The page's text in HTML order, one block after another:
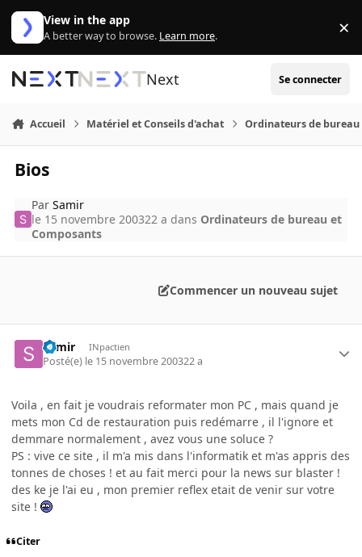
Aller au contenu
View in the app
A better way to browse. Learn more. ×
Next Se connecter
Accueil Matériel et Conseils d'achat Ordinateurs de bureau
Bios
ParSamir
le 15 novembre 200322 a dans Ordinateurs de bureau et
Composants
Commencer un nouveau sujet
Samir INpactien
Posté(e) le 15 novembre 200322 a
Voila , en fait je voudrais reformater mon PC , mais quand je
mets mon Cd de restauration puis redémarre , il l'ignore et
demmare normalement , avez vous une soluce ?
PS : vive ce site , il m'a mis dans l'informatik et m'as appris des
tonnes de choses ! et au fait merci pour la news sur blaster !
des ke je l'ai eu , mon premier reflex etait de venir sur votre
site !
Citer